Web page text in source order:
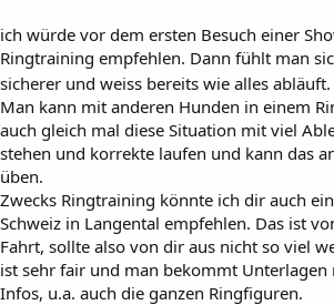
ich würde vor dem ersten Besuch einer
Ringtraining empfehlen. Dann fühlt man
sicherer und weiss bereits wie alles abläuft.
Man kann mit anderen Hunden in einem
auch gleich mal diese Situation mit viel
stehen und korrekte laufen und kann das
üben.
Zwecks Ringtraining könnte ich dir auch
Schweiz in Langental empfehlen. Das ist
Fahrt, sollte also von dir aus nicht so viel
ist sehr fair und man bekommt
Infos, u.a. auch die ganzen Ringfiguren.